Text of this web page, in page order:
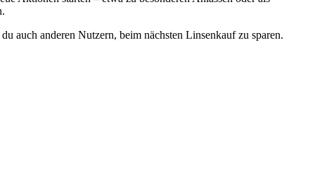
auch anderen Nutzern, beim nächsten Linsenkauf zu sparen.